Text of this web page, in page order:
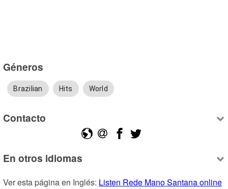
Géneros
Brazilian Hits World
Contacto
En otros idiomas
Ver esta página en Inglés: Listen Rede Mano Santana online